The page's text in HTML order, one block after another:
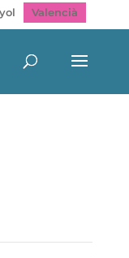
Valencià